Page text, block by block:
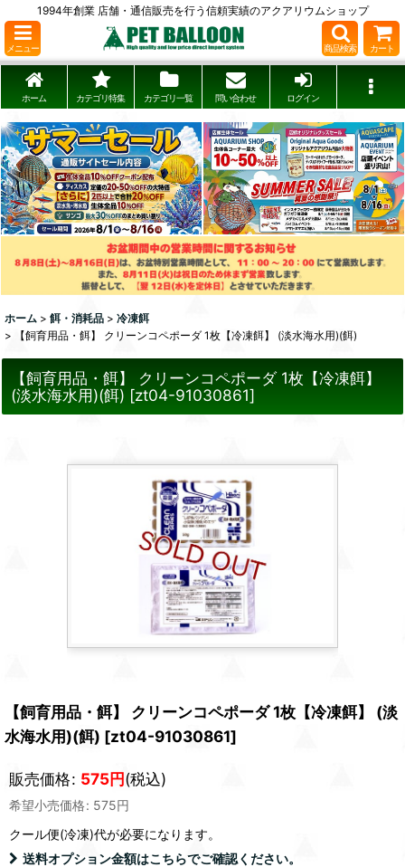
1994年創業 店舗・通信販売を行う信頼実績のアクアリウムショップ
メニュー 商品検索 カート
ホーム カテゴリ特集 カテゴリ一覧 問い合わせ ログイン
ホーム > 餌・消耗品 > 冷凍餌
>
【飼育用品・餌】 クリーンコペポーダ 1枚【冷凍餌】 (淡水海水用)(餌)
【飼育用品・餌】 クリーンコペポーダ 1枚【冷凍餌】
(淡水海水用)(餌) [zt04-91030861]
【飼育用品・餌】 クリーンコペポーダ 1枚【冷凍餌】 (淡
水海水用)(餌) [zt04-91030861]
販売価格: 575円(税込)
希望小売価格: 575円
クール便(冷凍)代が必要になります。
送料オプション金額はこちらでご確認ください。